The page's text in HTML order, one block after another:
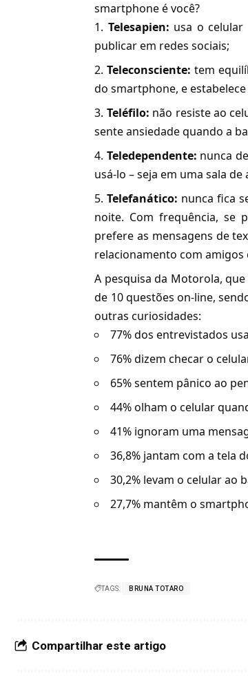
smartphone é você?
Telesapien: usa o
publicar em redes sociais;
Teleconsciente: tem
do smartphone, e
Teléfilo: não resiste ao
sente ansiedade quando a
Teledependente: nunca
usá-lo – seja em uma sala
Telefanático: nunca fica
noite. Com frequência, se
prefere as mensagens de
relacionamento com amigos
A pesquisa da Motorola,
de 10 questões on-line,
outras curiosidades:
77% dos entrevistados
76% dizem checar o
65% sentem pânico ao
44% olham o celular
41% ignoram uma
36,8% jantam com a tela
30,2% levam o celular ao
27,7% mantêm o
TAGS: BRUNA TOTARO
Compartilhar este artigo